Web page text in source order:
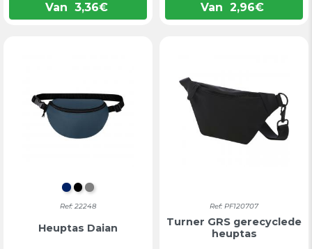
Van 3,36€ Van 2,96€
MARINEBLAUW
ZWART
GRIJS
Ref: 22248
Heuptas Daian
Ref: PF120707
Turner GRS gerecyclede
heuptas